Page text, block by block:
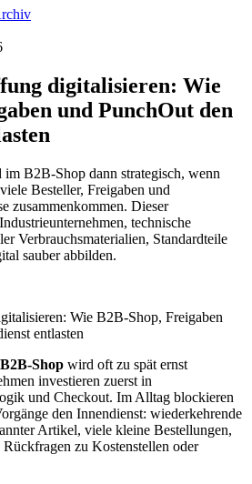
digitalisieren: Wie
und PunchOut den
B2B-Shop dann strategisch, wenn
Besteller, Freigaben und
zusammenkommen. Dieser
technische
Verbrauchsmaterialien, Standardteile
sauber abbilden.
Shop wird oft zu spät ernst
investieren zuerst in
und Checkout. Im Alltag blockieren
den Innendienst: wiederkehrende
Artikel, viele kleine Bestellungen,
zu Kostenstellen oder